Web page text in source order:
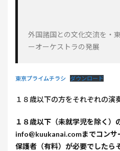
外国諸国との文化交流を・
ーオーケストラの発展
東京プライムチラシ ダウンロード
１８歳以下の方をそれぞれの演
１８歳以下（未就学児を除く）
info@kuukanai.comまでコンサ
保護者（有料）が必要でしたら